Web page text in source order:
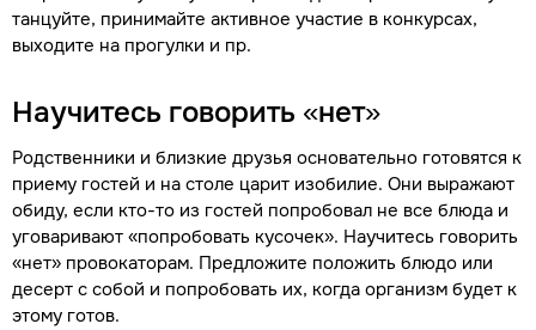
танцуйте, принимайте активное участие в конкурсах,
выходите на прогулки и пр.
Научитесь говорить «нет»
Родственники и близкие друзья основательно готовятся к
приему гостей и на столе царит изобилие. Они выражают
обиду, если кто-то из гостей попробовал не все блюда и
уговаривают «попробовать кусочек». Научитесь говорить
«нет» провокаторам. Предложите положить блюдо или
десерт с собой и попробовать их, когда организм будет к
этому готов.